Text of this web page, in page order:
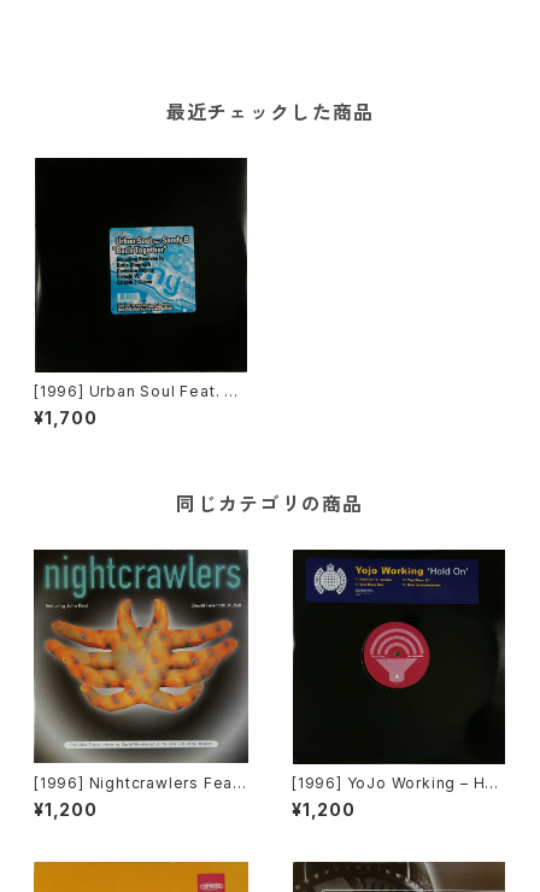
最近チェックした商品
[1996] Urban Soul Feat. Sa
ndy B – Back Together [BP
M King Street Sounds][2枚
¥1,700
同じカテゴリの商品
[1996] Nightcrawlers Featu
ring John Reid – Should I E
ver (Fall In Love) [1st Aven
¥1,200
[1996] YoJo Working – Hol
d On [Sound Of Ministry][2
枚組][PROMO]
¥1,200